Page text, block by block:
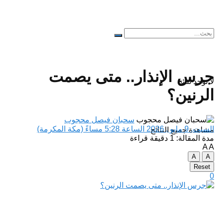
لا توجد نتائج
مشاهدة جميع النتائح
جرس الإنذار.. متى يصمت
الرنين؟
سحبان فيصل محجوب
السبت, 9 مايو , 2026 الساعة 5:28 مساءً (مكة المكرمة)
مدة المقالة: 1 دقيقة قراءة
AA
A
A
Reset
0